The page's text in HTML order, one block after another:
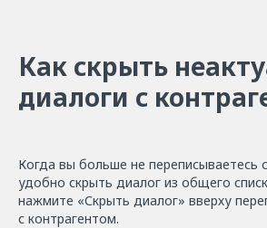
Как скрыть
диалоги с
Когда вы больше не переписываетесь
удобно скрыть диалог из общего
нажмите «Скрыть диалог» вверху
с контрагентом.